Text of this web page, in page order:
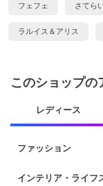
フェフェ さてら
ラルイス＆アリス
このショップの
レディース
ファッション
インテリア・ライフ